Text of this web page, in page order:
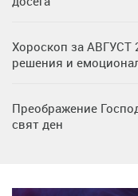
Хороскоп за АВГУСТ
решения и
Преображение
свят ден
си деца на семейна